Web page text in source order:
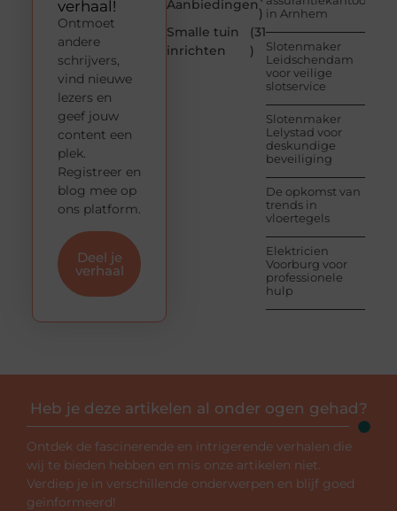
Aanbiedingen
)
Smalle tuin
inrichten
(31
)
in Arnhem
Slotenmaker
Leidschendam
voor veilige
slotservice
Slotenmaker
Lelystad voor
deskundige
beveiliging
De opkomst van
trends in
vloertegels
Elektricien
Voorburg voor
professionele
hulp
verhaal!
Ontmoet
andere
schrijvers,
vind nieuwe
lezers en
geef jouw
content een
plek.
Registreer en
blog mee op
ons platform.
Deel je
verhaal
Heb je deze artikelen al onder ogen gehad?
Ontdek de fascinerende en intrigerende verhalen die
wij te bieden hebben en mis onze artikelen niet.
Verdiep je in verschillende onderwerpen en blijf goed
geïnformeerd!